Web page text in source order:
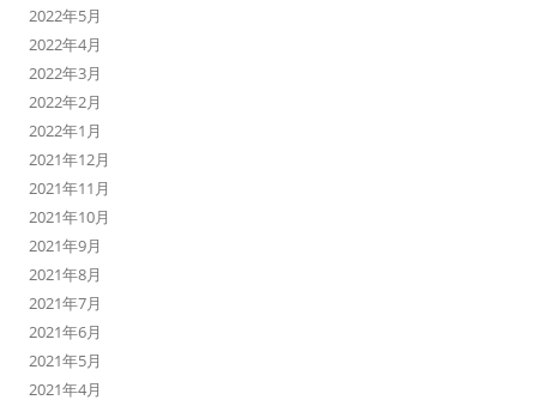
2022年5月
2022年4月
2022年3月
2022年2月
2022年1月
2021年12月
2021年11月
2021年10月
2021年9月
2021年8月
2021年7月
2021年6月
2021年5月
2021年4月